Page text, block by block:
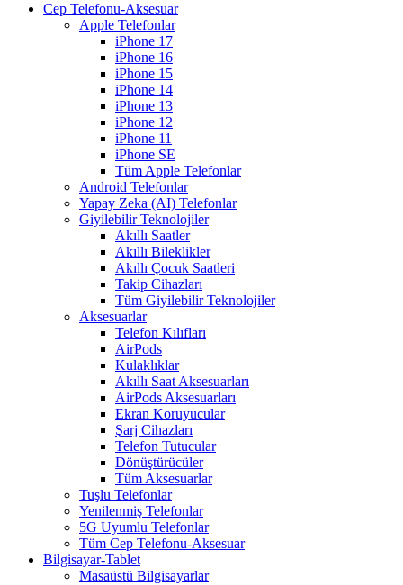
Cep Telefonu-Aksesuar
Apple Telefonlar
iPhone 17
iPhone 16
iPhone 15
iPhone 14
iPhone 13
iPhone 12
iPhone 11
iPhone SE
Tüm Apple Telefonlar
Android Telefonlar
Yapay Zeka (AI) Telefonlar
Giyilebilir Teknolojiler
Akıllı Saatler
Akıllı Bileklikler
Akıllı Çocuk Saatleri
Takip Cihazları
Tüm Giyilebilir Teknolojiler
Aksesuarlar
Telefon Kılıfları
AirPods
Kulaklıklar
Akıllı Saat Aksesuarları
AirPods Aksesuarları
Ekran Koruyucular
Şarj Cihazları
Telefon Tutucular
Dönüştürücüler
Tüm Aksesuarlar
Tuşlu Telefonlar
Yenilenmiş Telefonlar
5G Uyumlu Telefonlar
Tüm Cep Telefonu-Aksesuar
Bilgisayar-Tablet
Masaüstü Bilgisayarlar